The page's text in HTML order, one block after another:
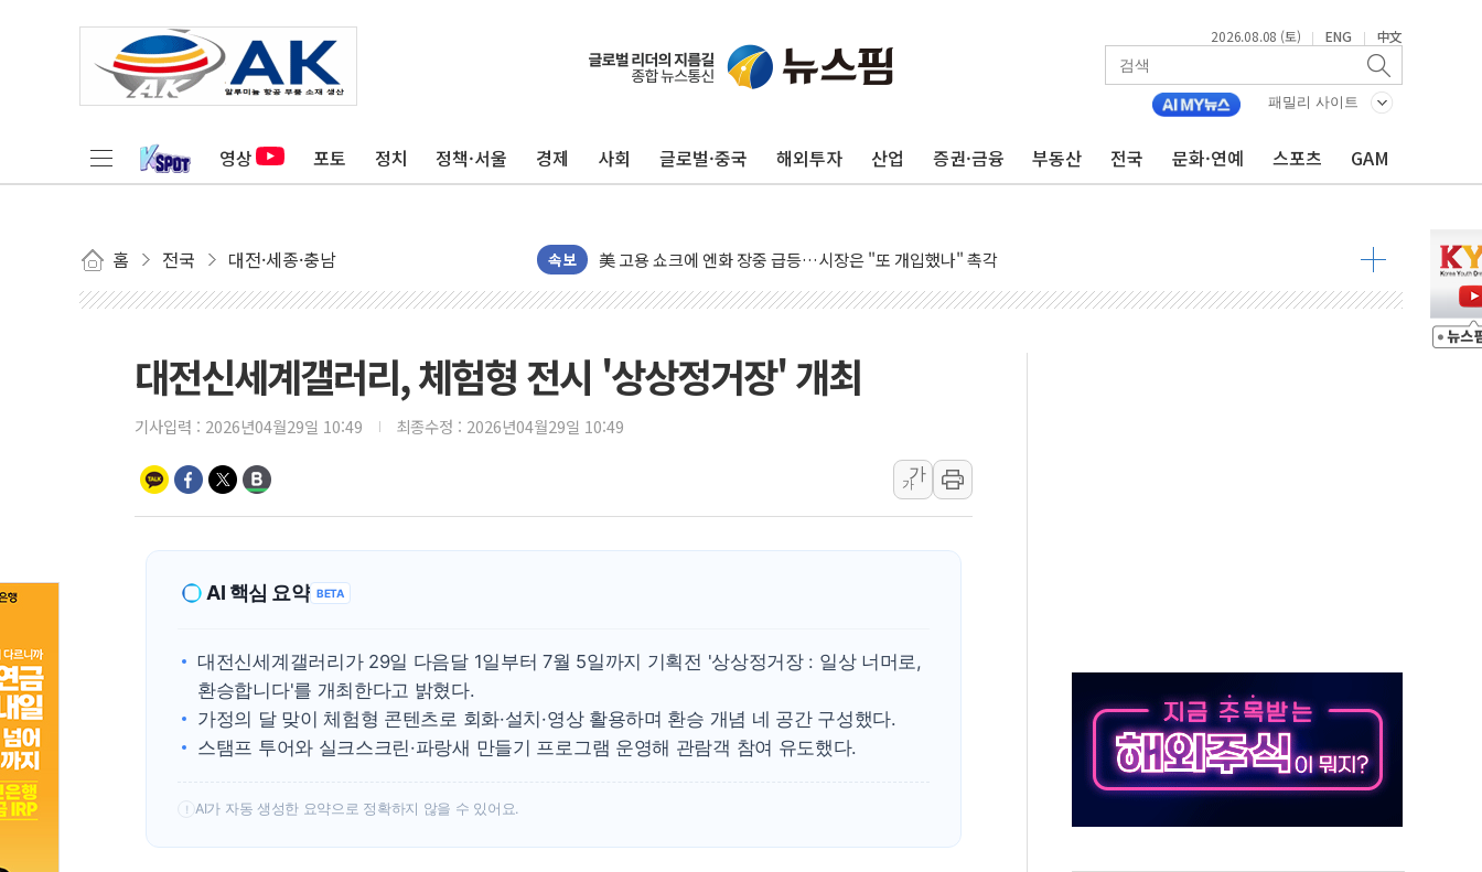
2026.08.08 (토) | ENG | 中文
패밀리 사이트
영상 포토 정치 정책·서울 경제 사회 글로벌·중국 해외투자 산업 증권·금융 부동산 전국 문화·연예 스포츠 GAM
홈 전국 대전·세종·충남 속보
유럽증시, 美 고용 예상 밖 부진에 연준 금리 인상 가능성 낮아지며 상승… STOXX 600 지수는 나흘 연속 최고치
미 연준 매파 기세 꺾이나…고용 감소에 9월 동결 전망 우세
[종합] 이슬람 수니파 3국, '공동방위협정' 체결… 이스라엘·이란 위협에 맞설 자체 억지력 강화
트럼프, 백신·자폐증 행정명령 검토…"이르면 다음 주"
美 항소법원, 백악관 무도회장 공사 중단 명령…트럼프 제동
美 고용 쇼크에 엔화 장중 급등…시장은 "또 개입했나" 촉각
뉴욕증시 프리뷰, 美 고용 쇼크에 금리 인상 우려 후퇴…나스닥 선물 1%대 상승
[사진] 이슬람 수니파 3개국, 공동방위협정 체결
트럼프 "금리 내려야"…파월 때와 달리 워시엔 톤 낮춰
특정 정치인 측근 포항시 정책특보 내정설...포항시 '시끌'
李 "해남 태양광, 대한민국 다음 100년 밑거름…수도권 집중 완화 전환점"
이란와이어 "이란 최고지도자 위독…곧 사망해도 놀랍지 않아"
대전신세계갤러리, 체험형 전시 '상상정거장' 개최
기사입력 : 2026년04월29일 10:49 최종수정 : 2026년04월29일 10:49
가
가
AI 핵심 요약 BETA
대전신세계갤러리가 29일 다음달 1일부터 7월 5일까지 기획전 '상상정거장 : 일상 너머로,
환승합니다'를 개최한다고 밝혔다.
가정의 달 맞이 체험형 콘텐츠로 회화·설치·영상 활용하며 환승 개념 네 공간 구성했다.
스탬프 투어와 실크스크린·파랑새 만들기 프로그램 운영해 관람객 참여 유도했다.
! AI가 자동 생성한 요약으로 정확하지 않을 수 있어요.